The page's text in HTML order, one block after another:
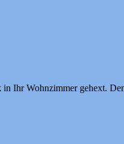
Ihr Wohnzimmer gehext.